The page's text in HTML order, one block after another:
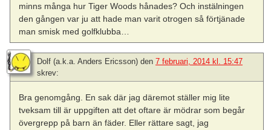
minns många hur Tiger Woods hånades? Och instälningen
den gången var ju att hade man varit otrogen så förtjänade
man smisk med golfklubba…
Dolf (a.k.a. Anders Ericsson) den 7 februari, 2014 kl. 15:47
skrev:
Bra genomgång. En sak där jag däremot ställer mig lite
tveksam till är uppgiften att det oftare är mödrar som begår
övergrepp på barn än fäder. Eller rättare sagt, jag